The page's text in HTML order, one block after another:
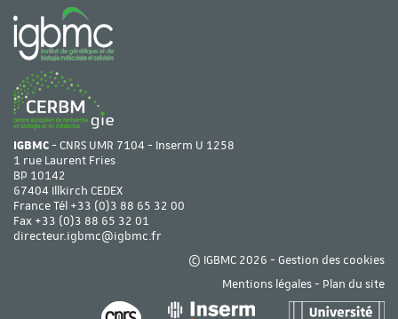
IGBMC- CNRS UMR 7104 - Inserm U 1258
1 rue Laurent Fries
BP 10142
67404 Illkirch CEDEX
France Tél +33 (0)3 88 65 32 00
Fax +33 (0)3 88 65 32 01
directeur.igbmc@igbmc.fr
© IGBMC 2026 - Gestion des cookies
Mentions légales- Plan du site